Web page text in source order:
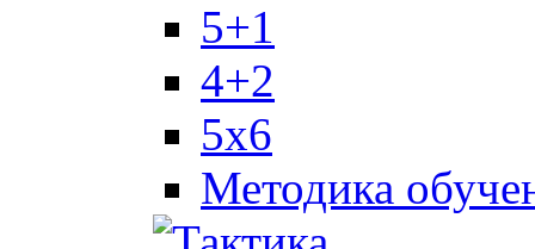
5+1
4+2
5x6
Методика